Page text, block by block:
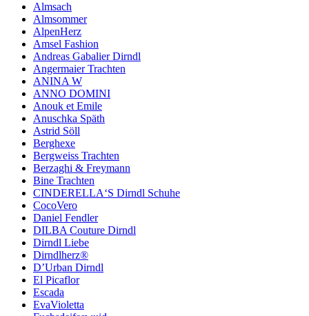
Almsach
Almsommer
AlpenHerz
Amsel Fashion
Andreas Gabalier Dirndl
Angermaier Trachten
ANINA W
ANNO DOMINI
Anouk et Emile
Anuschka Späth
Astrid Söll
Berghexe
Bergweiss Trachten
Berzaghi & Freymann
Bine Trachten
CINDERELLA‘S Dirndl Schuhe
CocoVero
Daniel Fendler
DILBA Couture Dirndl
Dirndl Liebe
Dirndlherz®
D’Urban Dirndl
El Picaflor
Escada
EvaVioletta